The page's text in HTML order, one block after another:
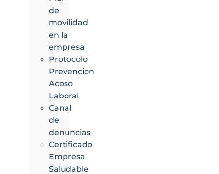
de
movilidad
en la
empresa
Protocolo
Prevencion
Acoso
Laboral
Canal
de
denuncias
Certificado
Empresa
Saludable